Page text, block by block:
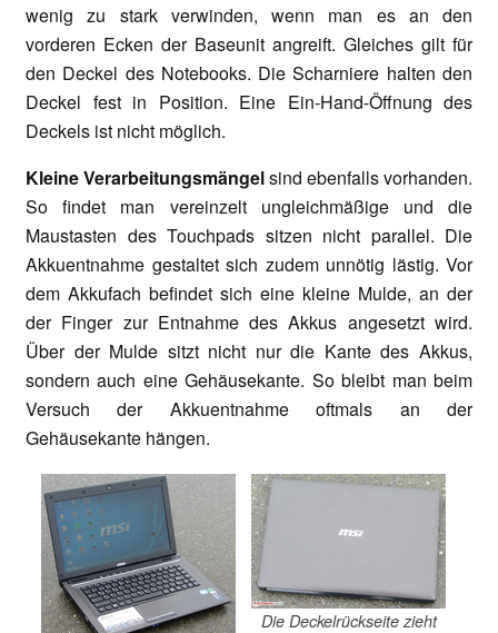
wenig zu stark verwinden, wenn man es an den
vorderen Ecken der Baseunit angreift. Gleiches gilt für
den Deckel des Notebooks. Die Scharniere halten den
Deckel fest in Position. Eine Ein-Hand-Öffnung des
Deckels ist nicht möglich.
Kleine Verarbeitungsmängelsind ebenfalls vorhanden.
So findet man vereinzelt ungleichmäßige und die
Maustasten des Touchpads sitzen nicht parallel. Die
Akkuentnahme gestaltet sich zudem unnötig lästig. Vor
dem Akkufach befindet sich eine kleine Mulde, an der
der Finger zur Entnahme des Akkus angesetzt wird.
Über der Mulde sitzt nicht nur die Kante des Akkus,
sondern auch eine Gehäusekante. So bleibt man beim
Versuch der Akkuentnahme oftmals an der
Gehäusekante hängen.
Die Deckelrückseite zieht